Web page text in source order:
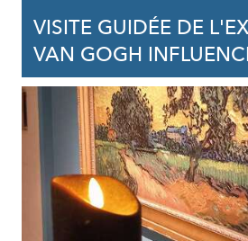
VISITE GUIDÉE DE
VAN GOGH